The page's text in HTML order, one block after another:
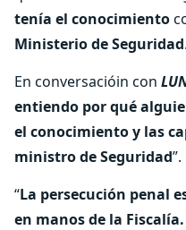
tenía el conocimiento
Ministerio de Seguridad.
En conversacióin con
entiendo por qué
el conocimiento y las
ministro de Seguridad”.
“La persecución penal
en manos de la